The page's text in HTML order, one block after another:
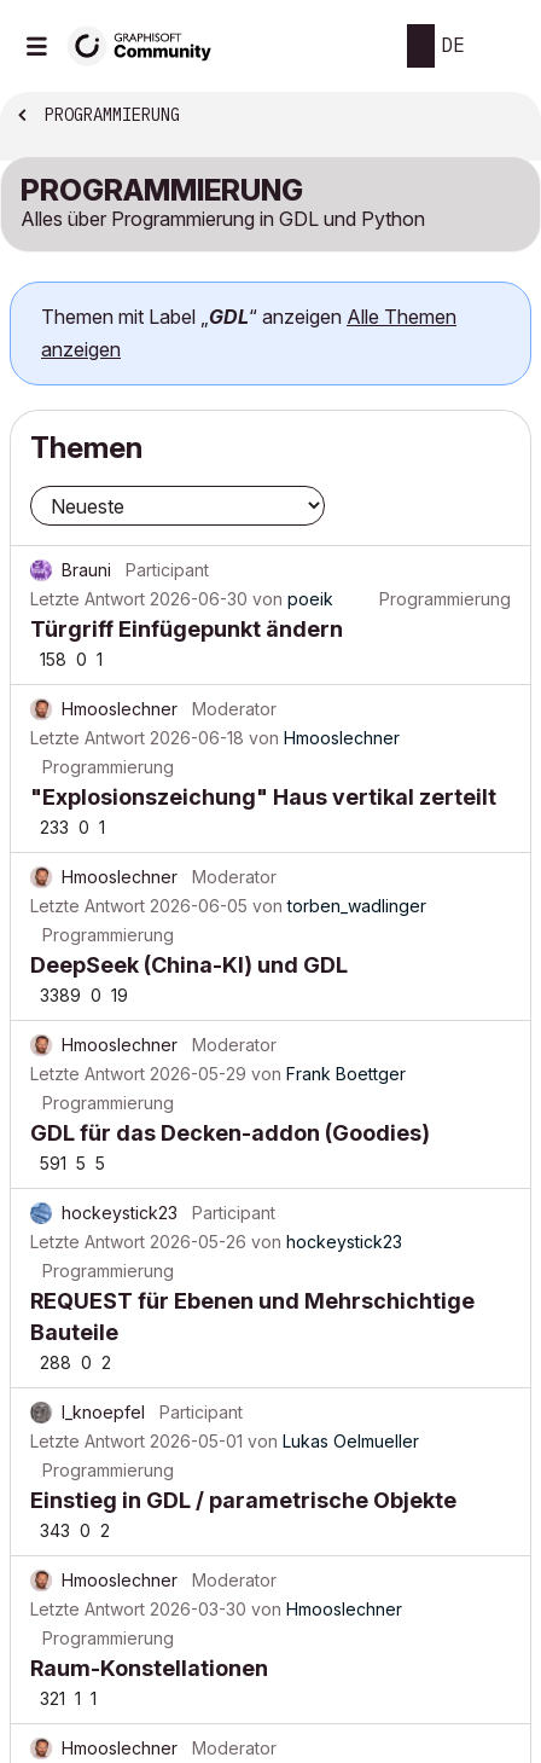
DE
PROGRAMMIERUNG
PROGRAMMIERUNG
Alles über Programmierung in GDL und Python
Themen mit Label „GDL“ anzeigen Alle Themen
anzeigen
Themen
Brauni
Participant
Letzte Antwort 2026-06-30 von poeik Programmierung
Türgriff Einfügepunkt ändern
158 0 1
Hmooslechner
Moderator
Letzte Antwort 2026-06-18 von Hmooslechner
Programmierung
"Explosionszeichung" Haus vertikal zerteilt
233 0 1
Hmooslechner
Moderator
Letzte Antwort 2026-06-05 vontorben_wadlinger
Programmierung
DeepSeek (China-KI) und GDL
3389 0 19
Hmooslechner
Moderator
Letzte Antwort 2026-05-29 von Frank Boettger
Programmierung
GDL für das Decken-addon (Goodies)
591 5 5
hockeystick23
Participant
Letzte Antwort 2026-05-26 von hockeystick23
Programmierung
REQUEST für Ebenen und Mehrschichtige
Bauteile
288 0 2
l_knoepfel
Participant
Letzte Antwort 2026-05-01 von Lukas Oelmueller
Programmierung
Einstieg in GDL / parametrische Objekte
343 0 2
Hmooslechner
Moderator
Letzte Antwort 2026-03-30 von Hmooslechner
Programmierung
Raum-Konstellationen
321 1 1
Hmooslechner
Moderator